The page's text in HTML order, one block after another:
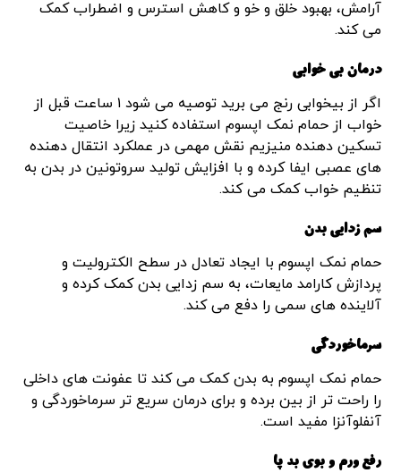
آرامش، بهبود خلق و خو و کاهش استرس و اضطراب کمک
می کند.
درمان بی خوابی
اگر از بیخوابی رنج می برید توصیه می شود ۱ ساعت قبل از
خواب از حمام نمک اپسوم استفاده کنید زیرا خاصیت
تسکین دهنده منیزیم نقش مهمی در عملکرد انتقال دهنده
های عصبی ایفا کرده و با افزایش تولید سروتونین در بدن به
تنظیم خواب کمک می کند.
سم زدایی بدن
حمام نمک اپسوم با ایجاد تعادل در سطح الکترولیت و
پردازش کارامد مایعات، به سم زدایی بدن کمک کرده و
آلاینده های سمی را دفع می کند.
سرماخوردگی
حمام نمک اپسوم به بدن کمک می کند تا عفونت های داخلی
را راحت تر از بین برده و برای درمان سریع تر سرماخوردگی و
آنفلوآنزا مفید است.
رفع ورم و بوی بد پا